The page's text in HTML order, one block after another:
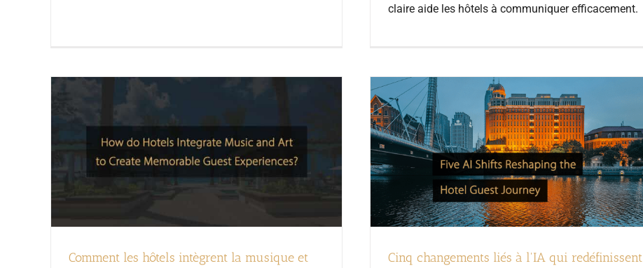
claire aide les hôtels à communiquer efficacement.
Comment les hôtels intègrent la musique et
Cinq changements liés à l'IA qui redéfinissent